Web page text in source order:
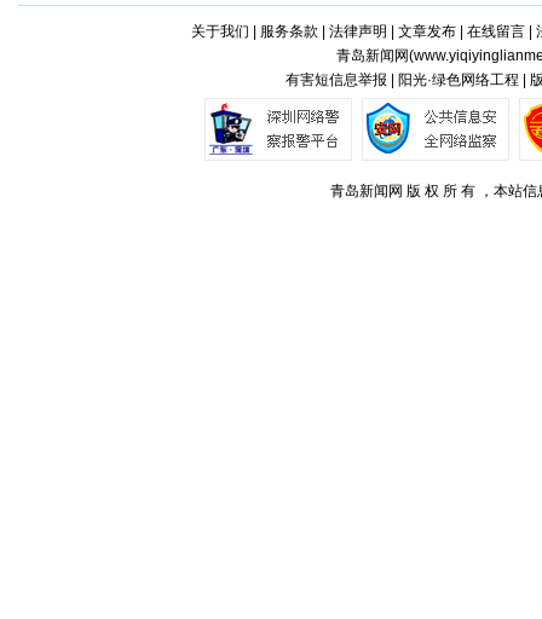
关于我们 服务条款 法律声明 文章发布| 在线留言|
青岛新闻网(
有害短信息举报 | 阳光·绿色网络工程 |
青岛新闻网 版 权 所 有 ，本站